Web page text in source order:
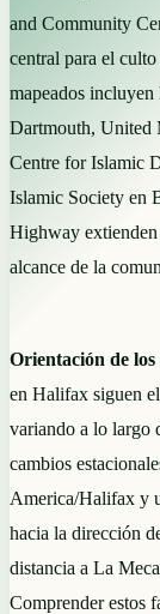
and Community
central para el
mapeados
Dartmouth, United
Centre for Islamic
Islamic Society en
Highway extienden
alcance de la
Orientación de
en Halifax siguen
variando a lo largo
cambios
America/Halifax y
hacia la dirección
distancia a La
Comprender estos